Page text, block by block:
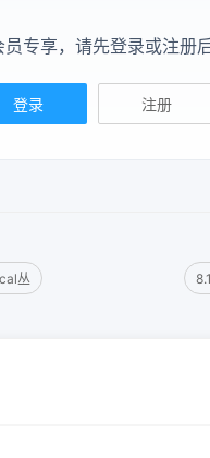
专享，请先登录或注册
登录 注册
丛